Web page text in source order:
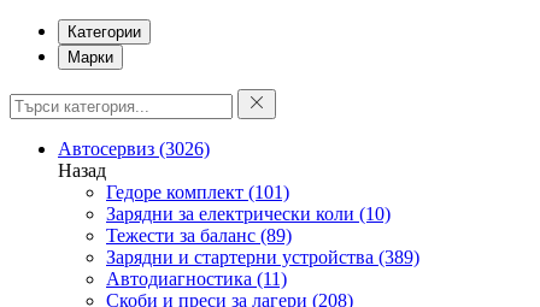
Категории
Марки
Автосервиз (3026)
Назад
Гедоре комплект (101)
Зарядни за електрически коли (10)
Тежести за баланс (89)
Зарядни и стартерни устройства (389)
Автодиагностика (11)
Скоби и преси за лагери (208)